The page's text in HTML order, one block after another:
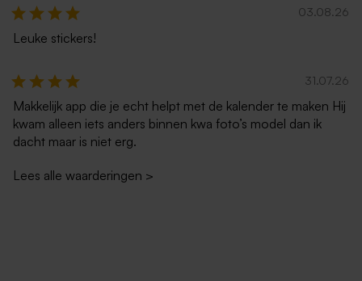
03.08.26
Leuke stickers!
31.07.26
Makkelijk app die je echt helpt met de kalender te maken Hij
kwam alleen iets anders binnen kwa foto’s model dan ik
dacht maar is niet erg.
Lees alle waarderingen >